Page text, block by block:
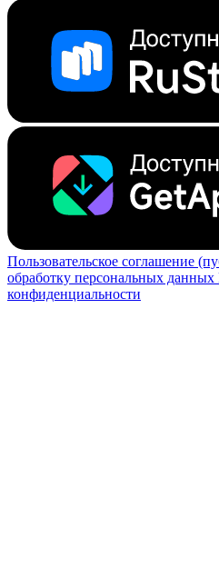
Пользовательское соглашение
обработку персональных данных
конфиденциальности